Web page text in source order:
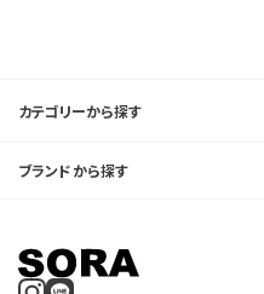
2分割
3分割
カテゴリーから探す
ブランドから探す